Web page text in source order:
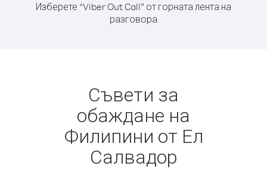
Изберете “Viber Out Call” от горната лента на
разговора
Съвети за
обаждане на
Филипини от Ел
Салвадор